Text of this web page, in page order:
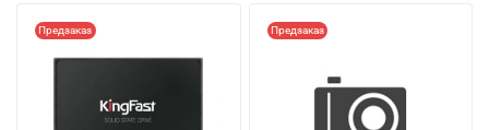
Предзаказ Предзаказ